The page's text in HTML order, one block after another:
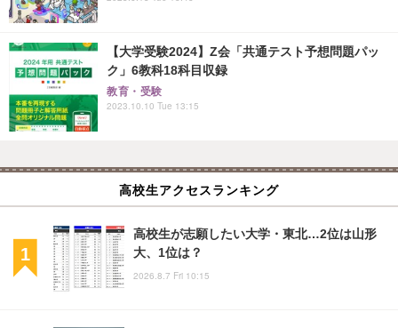
【大学受験2024】Z会「共通テスト予想問題パッ
ク」6教科18科目収録
教育・受験
2023.10.10 Tue 13:15
高校生アクセスランキング
高校生が志願したい大学・東北…2位は山形
大、1位は？
2026.8.7 Fri 10:15